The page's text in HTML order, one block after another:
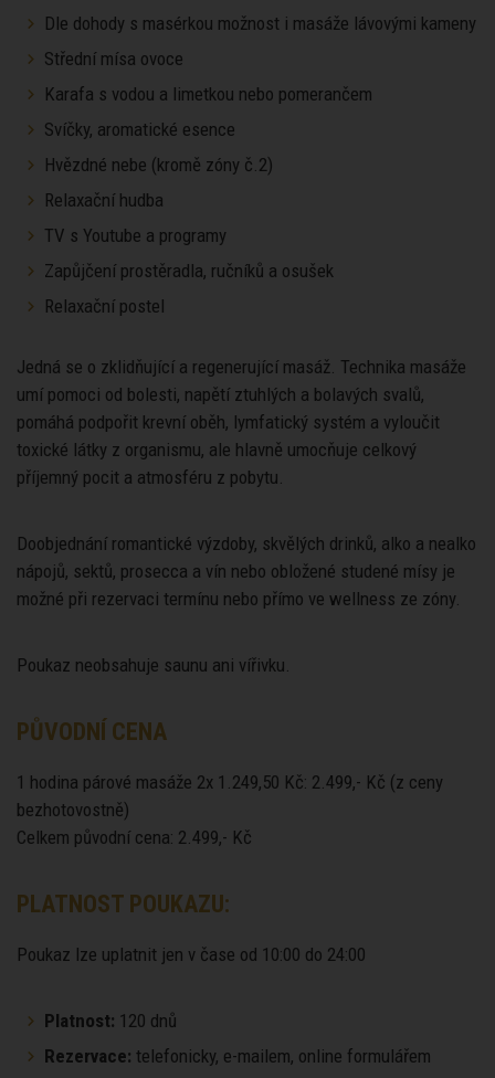
Dle dohody s masérkou možnost i masáže lávovými kameny
Střední mísa ovoce
Karafa s vodou a limetkou nebo pomerančem
Svíčky, aromatické esence
Hvězdné nebe (kromě zóny č.2)
Relaxační hudba
TV s Youtube a programy
Zapůjčení prostěradla, ručníků a osušek
Relaxační postel
Jedná se o zklidňující a regenerující masáž. Technika masáže
umí pomoci od bolesti, napětí ztuhlých a bolavých svalů,
pomáhá podpořit krevní oběh, lymfatický systém a vyloučit
toxické látky z organismu, ale hlavně umocňuje celkový
příjemný pocit a atmosféru z pobytu.
Doobjednání romantické výzdoby, skvělých drinků, alko a nealko
nápojů, sektů, prosecca a vín nebo obložené studené mísy je
možné při rezervaci termínu nebo přímo ve wellness ze zóny.
Poukaz neobsahuje saunu ani vířivku.
PŮVODNÍ CENA
1 hodina párové masáže 2x 1.249,50 Kč: 2.499,- Kč (z ceny
bezhotovostně)
Celkem původní cena: 2.499,- Kč
PLATNOST POUKAZU:
Poukaz lze uplatnit jen v čase od 10:00 do 24:00
Platnost: 120 dnů
Rezervace: telefonicky, e-mailem, online formulářem